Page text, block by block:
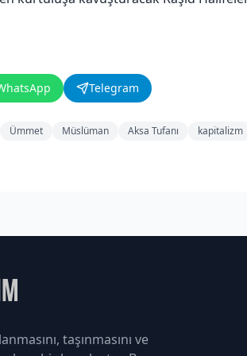
Telegram
Ümmet Müslüman Aksa Tufanı kapitalizm
taşınmasını ve